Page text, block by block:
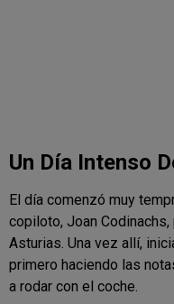
Un Día Intenso
El día comenzó muy
copiloto, Joan
Asturias. Una vez allí,
primero haciendo las
a rodar con el coche.